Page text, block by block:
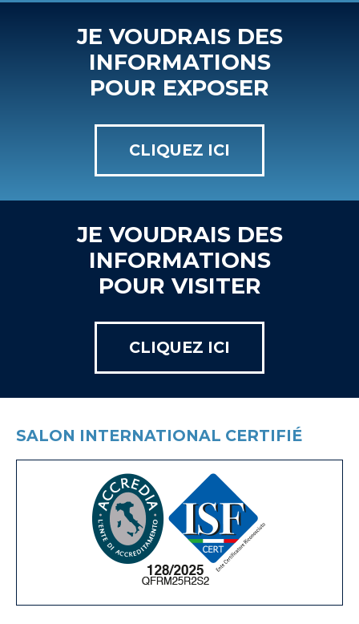
JE VOUDRAIS DES
INFORMATIONS
POUR EXPOSER
CLIQUEZ ICI
JE VOUDRAIS DES
INFORMATIONS
POUR VISITER
CLIQUEZ ICI
SALON INTERNATIONAL CERTIFIÉ